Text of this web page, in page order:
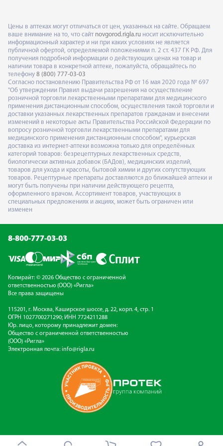
Цены в аптеках могут отличаться от цен, указанных на сайте. Обращаем
ваше внимание на то, что сайт novgorod.rigla.ru носит исключительно
информационный характер и ни при каких условиях не является
публичной офертой, определяемой положениями п. 2 ст. 437 ГК РФ. Для
получения подробной информации о действующих ценах на товар и
наличии товара в конкретной аптеке, пожалуйста, обращайтесь по
телефону 8 (800) 777-03-03
Согласно постановлению Правительства РФ от 16 мая 2020 года № 697
"Об утверждении Правил выдачи разрешения на осуществление
розничной торговли лекарственными препаратами для медицинского
применения дистанционным способом, осуществления такой торговли и
доставки указанных лекарственных препаратов гражданам и внесении
изменений в некоторые акты Правительства Российской Федерации по
вопросу розничной торговли лекарственными препаратами для
медицинского применения дистанционным способом", курьерская
доставка из интернет-аптеки возможна только для определённых
категорий товаров: безрецептурных лекарственных средств,
биологически активных добавок (БАДов), медицинских изделий,
товаров для ухода и красоты, бытовой химии и других сопутствующих
товаров. Рецептурные препараты доставляются до ближайшей аптеки и
могут быть получены при наличии действующего рецепта,
оформленного врачом. Ассортимент товаров, участвующих в
специальных предложениях и акциях, может быть ограничен или
изменен
8-800-777-03-03
Копирайт: © 2026 Общество с ограниченной
ответственностью (ООО) «Ригла»
Все права защищены
115201, г. Москва, Каширское шоссе, д. 22, корп. 4, стр. 1
ОГРН 1027700271290; ИНН 7724211288
Юр. лицо, которому принадлежит домен:
Общество с ограниченной ответственностью
(ООО) «Ригла»
Электронная почта: info@rigla.ru